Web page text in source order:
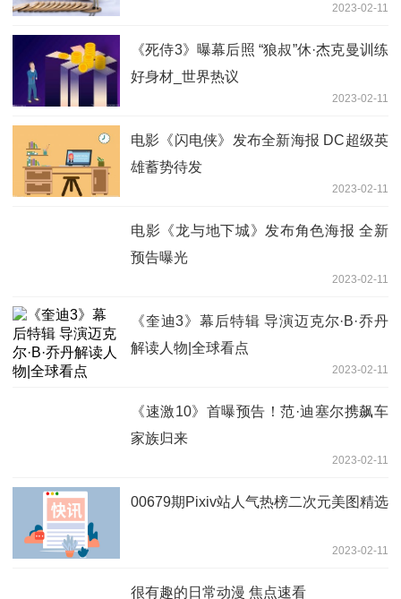
2023-02-11
《死侍3》曝幕后照 “狼叔”休·杰克曼训练
好身材_世界热议
2023-02-11
电影《闪电侠》发布全新海报 DC超级英
雄蓄势待发
2023-02-11
电影《龙与地下城》发布角色海报 全新
预告曝光
2023-02-11
《奎迪3》幕后特辑 导演迈克尔·B·乔丹
解读人物|全球看点
2023-02-11
《速激10》首曝预告！范·迪塞尔携飙车
家族归来
2023-02-11
00679期Pixiv站人气热榜二次元美图精选
2023-02-11
很有趣的日常动漫 焦点速看